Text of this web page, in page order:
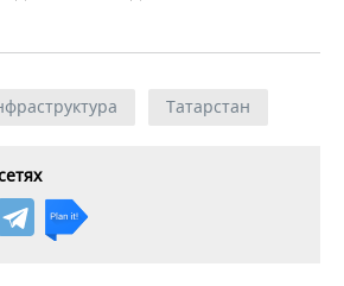
Татарстан